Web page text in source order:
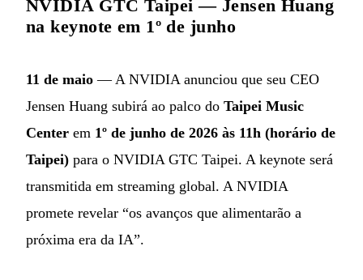
NVIDIA GTC Taipei — Jensen Huang
na keynote em 1º de junho
11 de maio — A NVIDIA anunciou que seu CEO
Jensen Huang subirá ao palco do Taipei Music
Center em 1º de junho de 2026 às 11h (horário de
Taipei) para o NVIDIA GTC Taipei. A keynote será
transmitida em streaming global. A NVIDIA
promete revelar “os avanços que alimentarão a
próxima era da IA”.